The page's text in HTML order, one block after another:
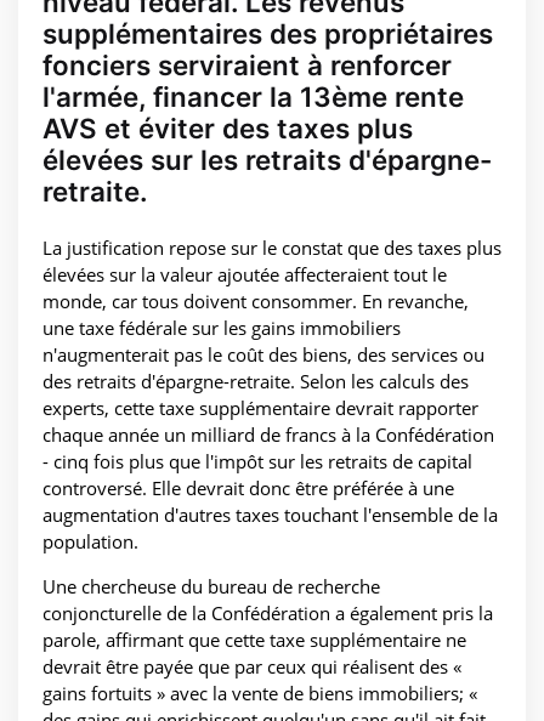
supplémentaires des propriétaires
fonciers serviraient à renforcer
l'armée, financer la 13ème rente
AVS et éviter des taxes plus
élevées sur les retraits d'épargne-
retraite.
La justification repose sur le constat que des taxes plus
élevées sur la valeur ajoutée affecteraient tout le
monde, car tous doivent consommer. En revanche,
une taxe fédérale sur les gains immobiliers
n'augmenterait pas le coût des biens, des services ou
des retraits d'épargne-retraite. Selon les calculs des
experts, cette taxe supplémentaire devrait rapporter
chaque année un milliard de francs à la Confédération
- cinq fois plus que l'impôt sur les retraits de capital
controversé. Elle devrait donc être préférée à une
augmentation d'autres taxes touchant l'ensemble de la
population.
Une chercheuse du bureau de recherche
conjoncturelle de la Confédération a également pris la
parole, affirmant que cette taxe supplémentaire ne
devrait être payée que par ceux qui réalisent des «
gains fortuits » avec la vente de biens immobiliers; «